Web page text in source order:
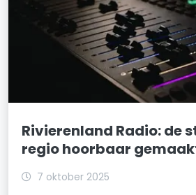
Rivierenland Radio: de
regio hoorbaar
7 oktober 2025